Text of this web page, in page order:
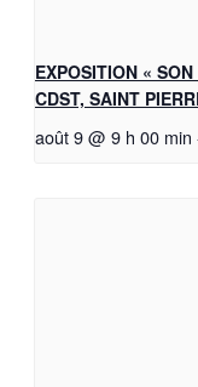
EXPOSITION «
CDST, SAINT
août 9 @ 9 h 00 min